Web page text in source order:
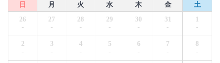
日 月 火 水 木 金
土
26
-
27
-
28
-
29
-
30
-
31
-
1
-
2
-
3
-
4
-
5
-
6
-
7
-
8
-